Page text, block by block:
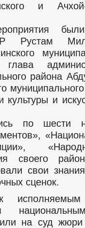
и Ачхой-
Рустам
глава
района
и
по шести
своего
свои
сценок.
к
на суд жюри